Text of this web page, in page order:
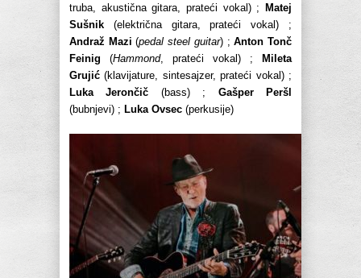
truba, akustična gitara, prateći vokal) ;
Matej
Sušnik (električna gitara, prateći vokal) ;
Andraž Mazi (pedal steel guitar) ;Anton Tonč
Feinig (Hammond, prateći vokal) ;
Mileta
Grujić (klavijature, sintesajzer, prateći vokal) ;
Luka Jerončič (bass) ; Gašper Peršl
(bubnjevi) ; Luka Ovsec (perkusije)